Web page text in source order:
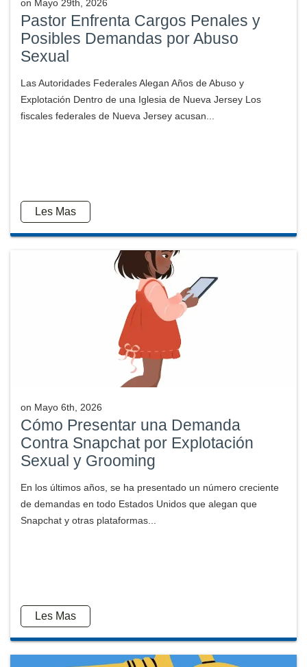
on Mayo 29th, 2026
Pastor Enfrenta Cargos Penales y
Posibles Demandas por Abuso
Sexual
Las Autoridades Federales Alegan Años de Abuso y
Explotación Dentro de una Iglesia de Nueva Jersey Los
fiscales federales de Nueva Jersey acusan...
Les Mas
on Mayo 6th, 2026
Cómo Presentar una Demanda
Contra Snapchat por Explotación
Sexual y Grooming
En los últimos años, se ha presentado un número creciente
de demandas en todo Estados Unidos que alegan que
Snapchat y otras plataformas...
Les Mas